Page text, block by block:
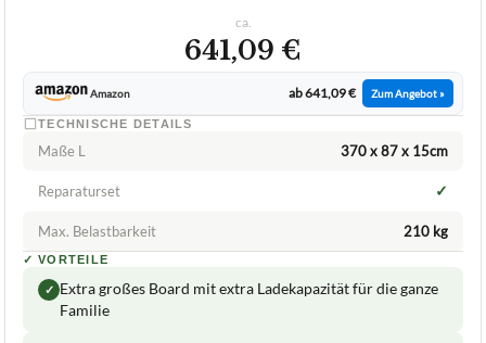
ca.
641,09 €
Amazon ab 641,09 € Zum Angebot »
TECHNISCHE DETAILS
Maße L 370 x 87 x 15cm
Reparaturset ✓
Max. Belastbarkeit 210 kg
✓ VORTEILE
✓ Extra großes Board mit extra Ladekapazität für die ganze
Familie